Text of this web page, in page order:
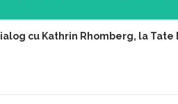
cu Kathrin Rhomberg, la Tate